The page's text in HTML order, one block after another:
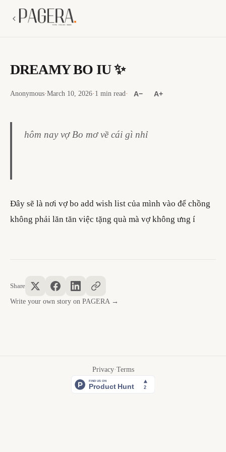
DREAMY BO IU ✨
Anonymous·March 10, 2026· 1 min read· A− A+
hôm nay vợ Bo mơ về cái gì nhỉ
Đây sẽ là nơi vợ bo add wish list của mình vào để chồng
không phải lăn tăn việc tặng quà mà vợ không ưng í
Share
Write your own story on PAGERA →
Privacy·Terms